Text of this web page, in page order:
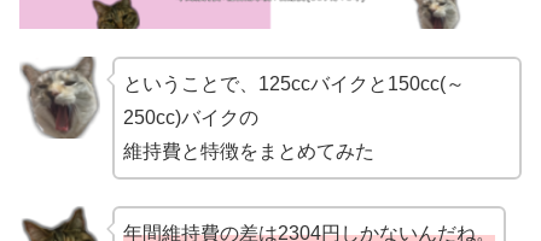
ということで、125ccバイクと150cc(～
250cc)バイクの
維持費と特徴をまとめてみた
年間維持費の差は2304円しかないんだね。